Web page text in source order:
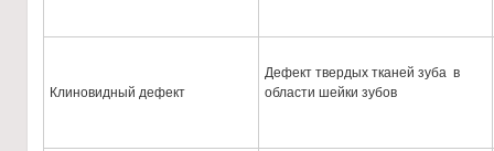
Клиновидный дефект
Дефект твердых тканей зуба в
области шейки зубов